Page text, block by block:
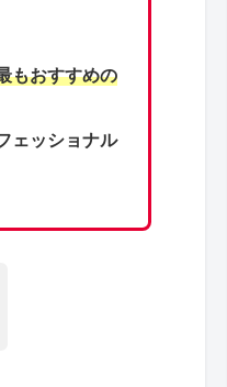
もおすすめの
ェッショナル